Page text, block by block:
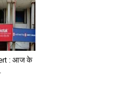
: आज के